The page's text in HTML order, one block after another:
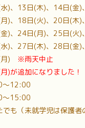
(木)、14日(金)、
(火)、20日(木)、
(月)、25日(火)、
(木)、28日(金)、
) ※雨天中止
になりました！
も（未就学児は保護者